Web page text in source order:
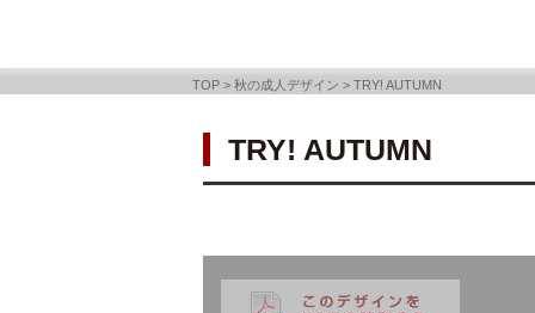
TOP >秋の成人デザイン >TRY! AUTUMN
TRY! AUTUMN